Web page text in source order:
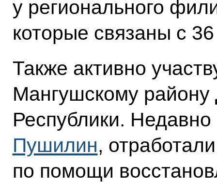
у регионального
которые связаны с
Также активно
Мангушскому
Республики.
Пушилин,
по помощи